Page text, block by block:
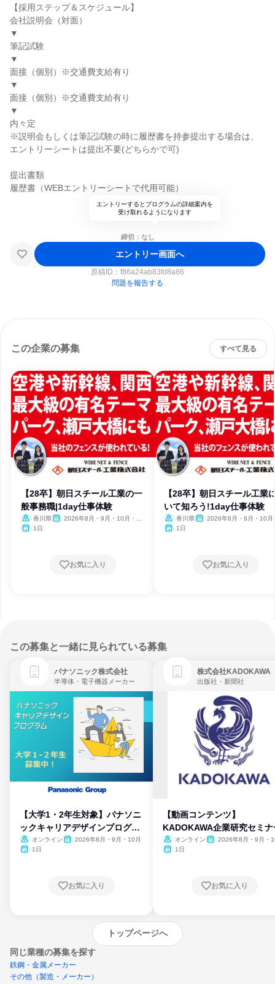
【採用ステップ＆スケジュール】
会社説明会（対面）
▼
筆記試験
▼
面接（個別）※交通費支給有り
▼
面接（個別）※交通費支給有り
▼
内々定
※説明会もしくは筆記試験の時に履歴書を持参提出する場合は、
エントリーシートは提出不要(どちらかで可)
提出書類
履歴書（WEBエントリーシートで代用可能）
エントリーするとプログラムの詳細案内を
受け取れるようになります
締切：なし
エントリー画面へ
原稿ID： f86a24ab83fd8a86
問題を報告する
この企業の募集 すべて見る
【28卒】朝日スチール工業の一
般事務職|1day仕事体験
香川県
2026年8月・9月・10月・11
1日
お気に入り
【28卒】朝日スチール工業
いて知ろう!1day仕事体験
香川県
2026年8月・9月・10月
1日
お気に入り
この募集と一緒に見られている募集
パナソニック株式会社
半導体・電子機器メーカー
【大学1・2年生対象】パナソニ
ックキャリアデザインプログラ
ム
オンライン
2026年8月・9月・10月
1日
お気に入り
株式会社KADOKAWA
出版社・新聞社
【動画コンテンツ】
KADOKAWA企業研究セミナ
オンライン
2026年8月・9月・
1日
お気に入り
トップページへ
同じ業種の募集を探す
鉄鋼・金属メーカー
その他（製造・メーカー）